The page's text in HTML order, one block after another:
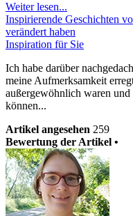
Weiter lesen...
Inspirierende Geschichten
verändert haben
Inspiration für Sie
Ich habe darüber
meine Aufmerksamkeit
außergewöhnlich waren
können...
Artikel angesehen 259
Bewertung der Artikel •